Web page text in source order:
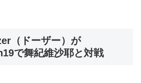
（ドーザー）が
で舞紀維沙耶と対戦